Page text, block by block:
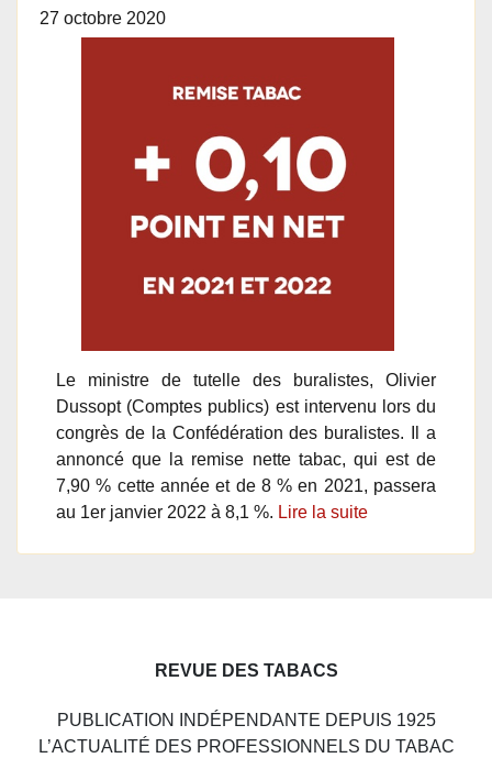
27 octobre 2020
Le ministre de tutelle des buralistes, Olivier
Dussopt (Comptes publics) est intervenu lors du
congrès de la Confédération des buralistes. Il a
annoncé que la remise nette tabac, qui est de
7,90 % cette année et de 8 % en 2021, passera
au 1er janvier 2022 à 8,1 %. Lire la suite
REVUE DES TABACS
PUBLICATION INDÉPENDANTE DEPUIS 1925
L’ACTUALITÉ DES PROFESSIONNELS DU TABAC